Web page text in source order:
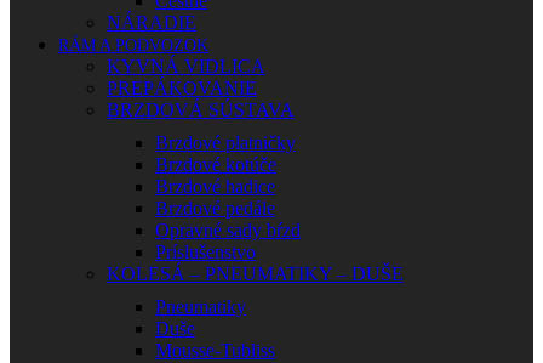
NÁRADIE
RÁM A PODVOZOK
KYVNÁ VIDLICA
PREPÁKOVANIE
BRZDOVÁ SÚSTAVA
Brzdové platničky
Brzdové kotúče
Brzdové hadice
Brzdové pedále
Opravné sady bŕzd
Príslušenstvo
KOLESÁ – PNEUMATIKY – DUŠE
Pneumatiky
Duše
Mousse-Tubliss